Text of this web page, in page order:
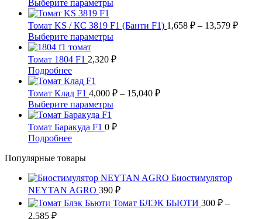
вариаций.
Опции
можно
выбрать
странице
Выберите параметрыЭтот
имеет
несколько
вариаций.
Опции
можно
странице
товара.
Томат KS / КС 3819 F1 (Банти F1) 1,658 ₽ – 13,579 ₽
Выберите параметрыЭтот
имеет
Опции
можно
выбрать
странице
Томат 1804 F1 2,320 ₽
ПодробнееЭтот
товар
имеет
несколько
вариаций.
Опции
можно
выбрать
странице
товара.
Томат Клад F1 4,000 ₽ – 15,040 ₽Диапазон
Выберите параметрыЭтот
имеет
выбрать
на
странице
товара.
Томат Баракуда F1 0 ₽
ПодробнееЭтот
имеет
вариаций.
Опции
можно
Популярные товары
Биостимулятор
NEYTAN AGRO 390 ₽
Томат БЛЭК БЬЮТИ 300 ₽ –
2,585 ₽Диапазон